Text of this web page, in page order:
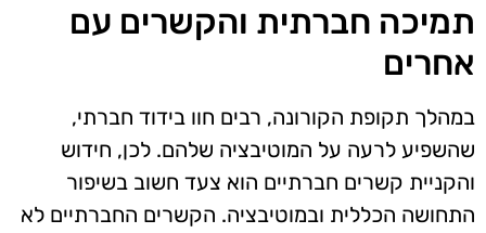
תמיכה חברתית והקשרים עם
אחרים
במהלך תקופת הקורונה, רבים חוו בידוד חברתי,
שהשפיע לרעה על המוטיבציה שלהם. לכן, חידוש
והקניית קשרים חברתיים הוא צעד חשוב בשיפור
התחושה הכללית ובמוטיבציה. הקשרים החברתיים לא